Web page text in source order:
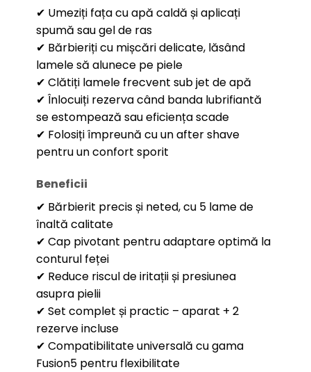
✔ Umeziți fața cu apă caldă și aplicați
spumă sau gel de ras
✔ Bărbieriți cu mișcări delicate, lăsând
lamele să alunece pe piele
✔ Clătiți lamele frecvent sub jet de apă
✔ Înlocuiți rezerva când banda lubrifiantă
se estompează sau eficiența scade
✔ Folosiți împreună cu un after shave
pentru un confort sporit
Beneficii
✔ Bărbierit precis și neted, cu 5 lame de
înaltă calitate
✔ Cap pivotant pentru adaptare optimă la
conturul feței
✔ Reduce riscul de iritații și presiunea
asupra pielii
✔ Set complet și practic – aparat + 2
rezerve incluse
✔ Compatibilitate universală cu gama
Fusion5 pentru flexibilitate